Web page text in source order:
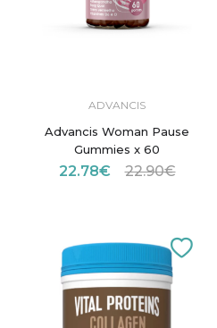
ADVANCIS
Advancis Woman Pause
Gummies x 60
22.78€ 22.90€